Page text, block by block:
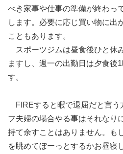
べき家事や仕事の準備が終わっ
します。必要に応じ買い物に出
こともあります。
スポーツジムは昼食後ひと休
ますし、週一の出勤日は夕食後
す。
FIREすると暇で退屈だと言う
フ夫婦の場合やる事はそれなり
持て余すことはありません。も
を眺めてぼーっとするかお昼寝